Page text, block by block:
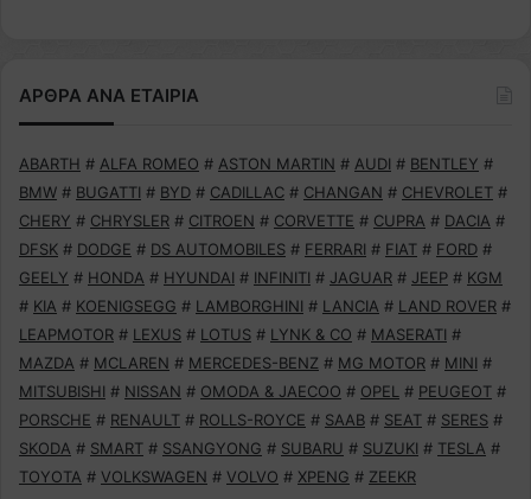
ΑΡΘΡΑ ΑΝΑ ΕΤΑΙΡΙΑ
ABARTH # ALFA ROMEO # ASTON MARTIN # AUDI # BENTLEY #
BMW # BUGATTI # BYD # CADILLAC # CHANGAN # CHEVROLET #
CHERY # CHRYSLER # CITROEN # CORVETTE # CUPRA # DACIA #
DFSK # DODGE # DS AUTOMOBILES # FERRARI # FIAT # FORD #
GEELY # HONDA # HYUNDAI # INFINITI # JAGUAR # JEEP # KGM
# KIA # KOENIGSEGG # LAMBORGHINI # LANCIA # LAND ROVER #
LEAPMOTOR # LEXUS # LOTUS # LYNK & CO # MASERATI #
MAZDA # MCLAREN # MERCEDES-BENZ # MG MOTOR # MINI #
MITSUBISHI # NISSAN # OMODA & JAECOO # OPEL # PEUGEOT #
PORSCHE # RENAULT # ROLLS-ROYCE # SAAB # SEAT # SERES #
SKODA # SMART # SSANGYONG # SUBARU # SUZUKI # TESLA #
TOYOTA # VOLKSWAGEN # VOLVO # XPENG # ZEEKR